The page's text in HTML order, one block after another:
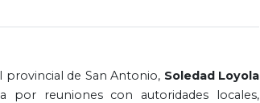
provincial de San Antonio, Soledad Loyola
por reuniones con autoridades locales,